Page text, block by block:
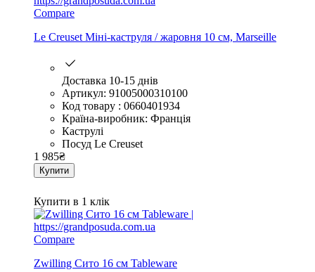
Compare
Le Creuset Міні-каструля / жаровня 10 см, Marseille
Доставка 10-15 днів
Артикул: 91005000310100
Код товару : 0660401934
Країна-виробник: Франція
Каструлі
Посуд Le Creuset
1 985₴
Купити
Купити в 1 клік
Compare
Zwilling Сито 16 см Tableware